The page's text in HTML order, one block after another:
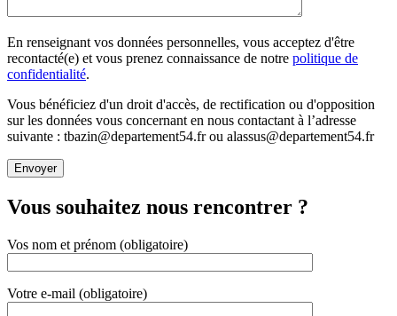
En renseignant vos données personnelles, vous acceptez d'être
recontacté(e) et vous prenez connaissance de notre politique de
confidentialité.
Vous bénéficiez d'un droit d'accès, de rectification ou d'opposition
sur les données vous concernant en nous contactant à l’adresse
suivante : tbazin@departement54.fr ou alassus@departement54.fr
Vous souhaitez nous rencontrer ?
Vos nom et prénom (obligatoire)
Votre e-mail (obligatoire)